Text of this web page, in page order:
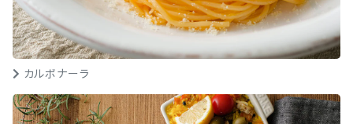
カルボナーラ